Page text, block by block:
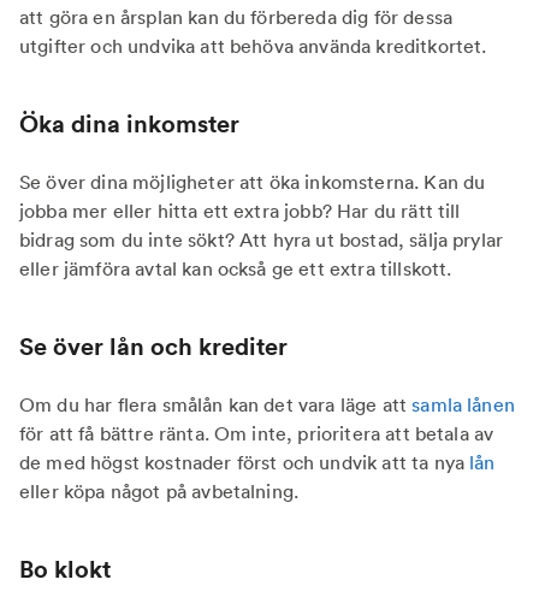
att göra en årsplan kan du förbereda dig för dessa
utgifter och undvika att behöva använda kreditkortet.
Öka dina inkomster
Se över dina möjligheter att öka inkomsterna. Kan du
jobba mer eller hitta ett extra jobb? Har du rätt till
bidrag som du inte sökt? Att hyra ut bostad, sälja prylar
eller jämföra avtal kan också ge ett extra tillskott.
Se över lån och krediter
Om du har flera smålån kan det vara läge attsamla lånen
för att få bättre ränta. Om inte, prioritera att betala av
de med högst kostnader först och undvik att ta nya lån
eller köpa något på avbetalning.
Bo klokt